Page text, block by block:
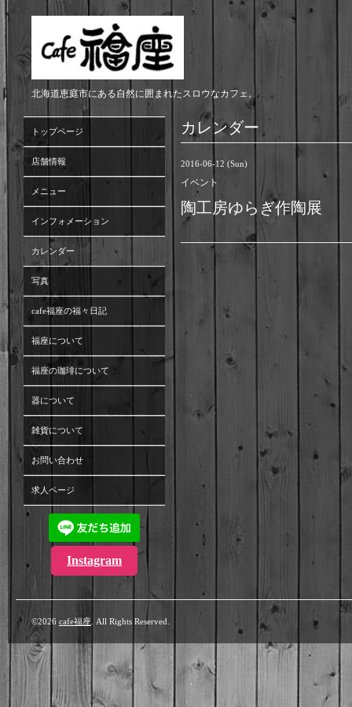
北海道恵庭市にある自然に囲まれたスロウなカフェ。
カレンダー
2016-06-12 (Sun)
イベント
陶工房ゆらぎ作陶展
トップページ
店舗情報
メニュー
インフォメーション
カレンダー
写真
cafe福座の福々日記
福座について
福座の珈琲について
器について
雑貨について
お問い合わせ
求人ページ
Instagram
©2026 cafe福座 . All Rights Reserved.